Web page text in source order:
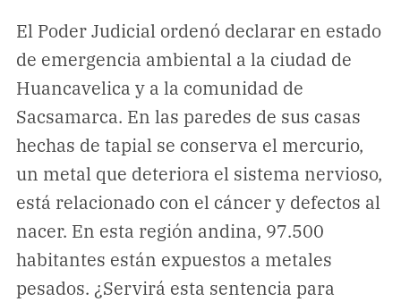
Salud mental
Género
Sobremesa
FORMATOS
Entrevistas
Opinión
Biblioterapia
Cartas y réplicas
El Poder Judicial ordenó declarar en estado
de emergencia ambiental a la ciudad de
Huancavelica y a la comunidad de
Sacsamarca. En las paredes de sus casas
hechas de tapial se conserva el mercurio,
un metal que deteriora el sistema nervioso,
está relacionado con el cáncer y defectos al
nacer. En esta región andina, 97.500
habitantes están expuestos a metales
pesados. ¿Servirá esta sentencia para